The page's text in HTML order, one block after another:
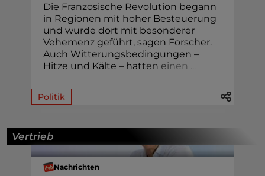
Die Französische Revolution begann
in Regionen mit hoher Besteuerung
und wurde dort mit besonderer
Vehemenz geführt, sagen Forscher.
Auch Witterungsbedingungen –
Hitze und Kälte – hatten einen
Politik
Vertrieb
Nachrichten